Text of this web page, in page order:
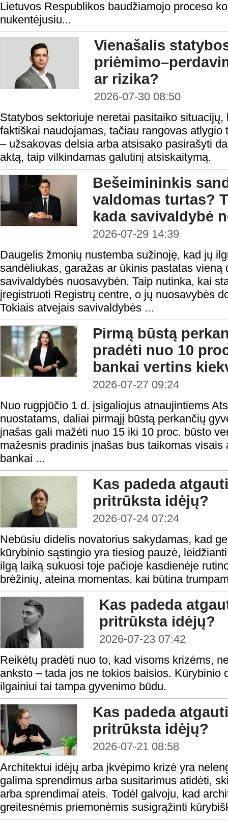
Lietuvos Respublikos baudžiamojo proceso
nukentėjusiu...
Vienašalis
ar rizika?
2026-07-30 08:50
Statybos sektoriuje neretai pasitaiko
faktiškai naudojamas, tačiau rangovas
– užsakovas delsia arba atsisako pasirašyti
aktą, taip vilkindamas galutinį atsiskaitymą.
Bešeimininkis
valdomas turtas?
kada savivaldybė
2026-07-29 14:39
Daugelis žmonių nustemba sužinoję, kad jų
sandėliukas, garažas ar ūkinis pastatas vieną
savivaldybės nuosavybėn. Taip nutinka, kai
įregistruoti Registrų centre, o jų nuosavybės
Tokiais atvejais savivaldybės ...
Pirmą būstą
pradėti nuo 10
bankai vertins
2026-07-27 09:24
Nuo rugpjūčio 1 d. įsigaliojus atnaujintiems
nuostatams, daliai pirmąjį būstą perkančių
įnašas gali mažėti nuo 15 iki 10 proc. būsto
mažesnis pradinis įnašas bus taikomas
bankai ...
Kas padeda
pritrūksta idėjų?
2026-07-24 07:24
Nebūsiu didelis novatorius sakydamas, kad
kūrybinio sąstingio yra tiesiog pauzė,
ilgą laiką sukuosi toje pačioje kasdienėje
brėžinių, ateina momentas, kai būtina
Kas padeda
pritrūksta idėjų?
2026-07-23 07:42
Reikėtų pradėti nuo to, kad visoms krizėms,
anksto – tada jos ne tokios baisios. Kūrybinio
ilgainiui tai tampa gyvenimo būdu.
Kas padeda
pritrūksta idėjų?
2026-07-21 08:58
Architektui idėjų arba įkvėpimo krizė yra
galima sprendimus arba susitarimus atidėti,
arba sprendimai ateis. Todėl galvoju, kad
greitesnėmis priemonėmis susigrąžinti